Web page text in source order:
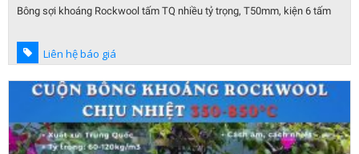
Bông sợi khoáng Rockwool tấm TQ nhiều tỷ trọng, T50mm, kiện 6 tấm
Liên hệ báo giá